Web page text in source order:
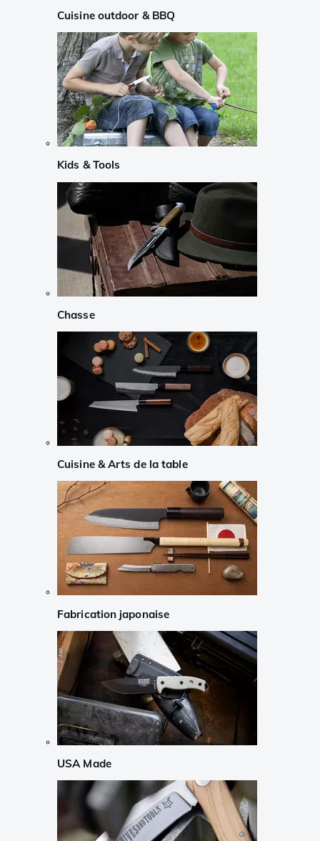
Cuisine outdoor & BBQ
Kids & Tools
Chasse
Cuisine & Arts de la table
Fabrication japonaise
USA Made